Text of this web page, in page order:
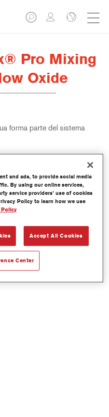
Pro Mixing
Oxide
forma parte del sistema
igualación del color.
mayor rendimiento y
especializado de tintes
condiciones climáticas
de aplicación.
and ads, to provide social media
By using our online services,
service providers’ use of cookies
Policy to learn how we use
Policy
Accept All Cookies
Center